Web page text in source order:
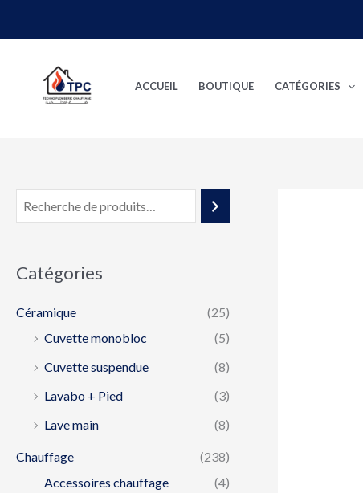
ACCUEIL BOUTIQUE CATÉGORIES
Catégories
Céramique
(25)
Cuvette monobloc
(5)
Cuvette suspendue
(8)
Lavabo + Pied
(3)
Lave main
(8)
Chauffage
(238)
Accessoires chauffage
(4)